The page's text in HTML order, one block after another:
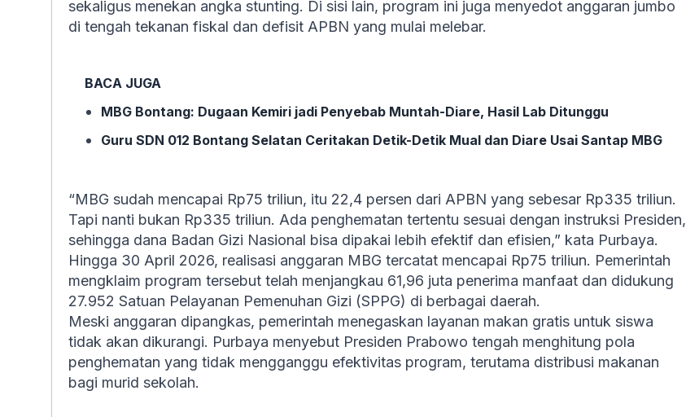
sekaligus menekan angka stunting. Di sisi lain, program ini juga menyedot anggaran jumbo
di tengah tekanan fiskal dan defisit APBN yang mulai melebar.
BACA JUGA
MBG Bontang: Dugaan Kemiri jadi Penyebab Muntah-Diare, Hasil Lab Ditunggu
Guru SDN 012 Bontang Selatan Ceritakan Detik-Detik Mual dan Diare Usai Santap MBG
“MBG sudah mencapai Rp75 triliun, itu 22,4 persen dari APBN yang sebesar Rp335 triliun.
Tapi nanti bukan Rp335 triliun. Ada penghematan tertentu sesuai dengan instruksi Presiden,
sehingga dana Badan Gizi Nasional bisa dipakai lebih efektif dan efisien,” kata Purbaya.
Hingga 30 April 2026, realisasi anggaran MBG tercatat mencapai Rp75 triliun. Pemerintah
mengklaim program tersebut telah menjangkau 61,96 juta penerima manfaat dan didukung
27.952 Satuan Pelayanan Pemenuhan Gizi (SPPG) di berbagai daerah.
Meski anggaran dipangkas, pemerintah menegaskan layanan makan gratis untuk siswa
tidak akan dikurangi. Purbaya menyebut Presiden Prabowo tengah menghitung pola
penghematan yang tidak mengganggu efektivitas program, terutama distribusi makanan
bagi murid sekolah.